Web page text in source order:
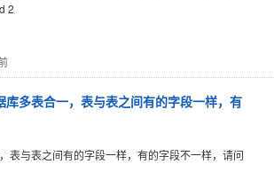
2
多表合一，表与表之间有的字段一样，有
表与表之间有的字段一样，有的字段不一样，请问